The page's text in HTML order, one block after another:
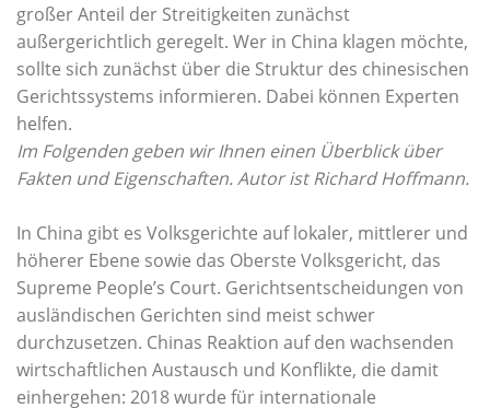
großer Anteil der Streitigkeiten zunächst
außergerichtlich geregelt. Wer in China klagen möchte,
sollte sich zunächst über die Struktur des chinesischen
Gerichtssystems informieren. Dabei können Experten
helfen.
Im Folgenden geben wir Ihnen einen Überblick über
Fakten und Eigenschaften. Autor ist Richard Hoffmann.
In China gibt es Volksgerichte auf lokaler, mittlerer und
höherer Ebene sowie das Oberste Volksgericht, das
Supreme People’s Court. Gerichtsentscheidungen von
ausländischen Gerichten sind meist schwer
durchzusetzen. Chinas Reaktion auf den wachsenden
wirtschaftlichen Austausch und Konflikte, die damit
einhergehen: 2018 wurde für internationale